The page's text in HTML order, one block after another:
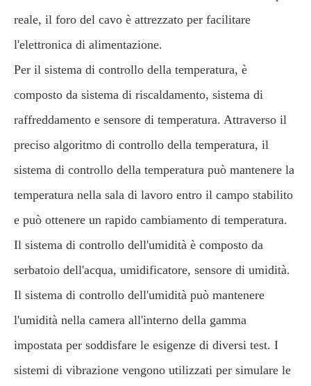
reale, il foro del cavo è attrezzato per facilitare
l'elettronica di alimentazione.
Per il sistema di controllo della temperatura, è
composto da sistema di riscaldamento, sistema di
raffreddamento e sensore di temperatura. Attraverso il
preciso algoritmo di controllo della temperatura, il
sistema di controllo della temperatura può mantenere la
temperatura nella sala di lavoro entro il campo stabilito
e può ottenere un rapido cambiamento di temperatura.
Il sistema di controllo dell'umidità è composto da
serbatoio dell'acqua, umidificatore, sensore di umidità.
Il sistema di controllo dell'umidità può mantenere
l'umidità nella camera all'interno della gamma
impostata per soddisfare le esigenze di diversi test. I
sistemi di vibrazione vengono utilizzati per simulare le